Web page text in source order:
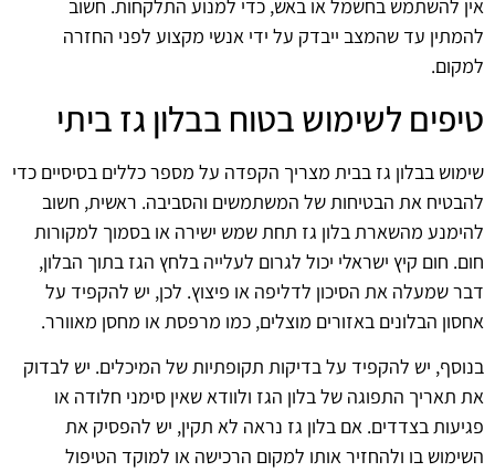
אין להשתמש בחשמל או באש, כדי למנוע התלקחות. חשוב
להמתין עד שהמצב ייבדק על ידי אנשי מקצוע לפני החזרה
למקום.
טיפים לשימוש בטוח בבלון גז ביתי
שימוש בבלון גז בבית מצריך הקפדה על מספר כללים בסיסיים כדי
להבטיח את הבטיחות של המשתמשים והסביבה. ראשית, חשוב
להימנע מהשארת בלון גז תחת שמש ישירה או בסמוך למקורות
חום. חום קיץ ישראלי יכול לגרום לעלייה בלחץ הגז בתוך הבלון,
דבר שמעלה את הסיכון לדליפה או פיצוץ. לכן, יש להקפיד על
אחסון הבלונים באזורים מוצלים, כמו מרפסת או מחסן מאוורר.
בנוסף, יש להקפיד על בדיקות תקופתיות של המיכלים. יש לבדוק
את תאריך התפוגה של בלון הגז ולוודא שאין סימני חלודה או
פגיעות בצדדים. אם בלון גז נראה לא תקין, יש להפסיק את
השימוש בו ולהחזיר אותו למקום הרכישה או למוקד הטיפול